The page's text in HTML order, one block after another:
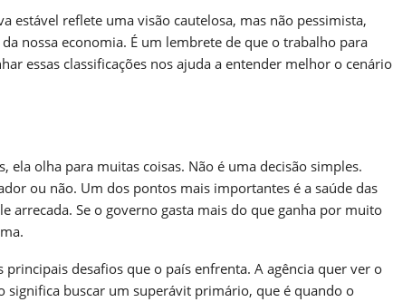
estável reflete uma visão cautelosa, mas não pessimista,
nossa economia. É um lembrete de que o trabalho para
essas classificações nos ajuda a entender melhor o cenário
ela olha para muitas coisas. Não é uma decisão simples.
ou não. Um dos pontos mais importantes é a saúde das
arrecada. Se o governo gasta mais do que ganha por muito
desafios que o país enfrenta. A agência quer ver o
buscar um superávit primário, que é quando o